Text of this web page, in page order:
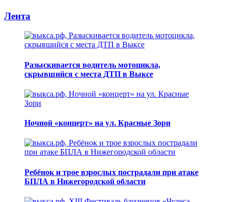
Лента
Разыскивается водитель мотоцикла,
скрывшийся с места ДТП в Выксе
Ночной «концерт» на ул. Красные Зори
Ребёнок и трое взрослых пострадали при атаке
БПЛА в Нижегородской области